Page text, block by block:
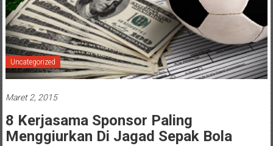
Uncategorized
Maret 2, 2015
8 Kerjasama Sponsor Paling
Menggiurkan Di Jagad Sepak Bola